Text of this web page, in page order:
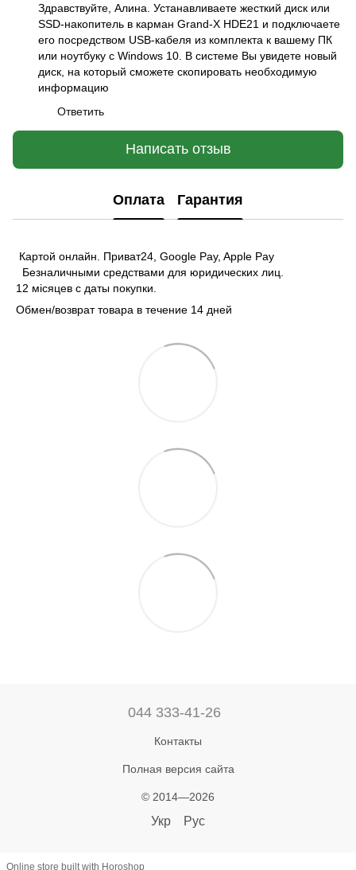
Здравствуйте, Алина. Устанавливаете жесткий диск или
SSD-накопитель в карман Grand-X HDE21 и подключаете
его посредством USB-кабеля из комплекта к вашему ПК
или ноутбуку с Windows 10. В системе Вы увидете новый
диск, на который сможете скопировать необходимую
информацию
Ответить
Написать отзыв
Оплата Гарантия
Картой онлайн. Приват24, Google Pay, Apple Pay
Безналичными средствами для юридических лиц.
12 місяцев с даты покупки.
Обмен/возврат товара в течение 14 дней
044 333-41-26
Контакты
Полная версия сайта
© 2014—2026
Укр Рус
Online store built with Horoshop